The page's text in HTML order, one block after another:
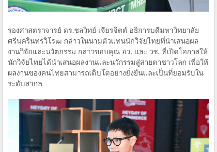
รองศาสตราจารย์ ดร.ชลวิทย์ เจียรจิตต์ อธิการบดีมหาวิทยาลัย
ศรีนครินทรวิโรฒ กล่าวในนามตัวแทนนักวิจัยไทยที่นำเสนอผล
งานวิจัยและนวัตกรรม กล่าวขอบคุณ อว. และ วช. ที่เปิดโอกาสให้
นักวิจัยไทยได้นำเสนอผลงานและนวักรรมสู่สายตาชาวโลก เพื่อให้
ผลงานของคนไทยสามารถเติบโตอย่างยั่งยืนและเป็นที่ยอมรับใน
ระดับสากล